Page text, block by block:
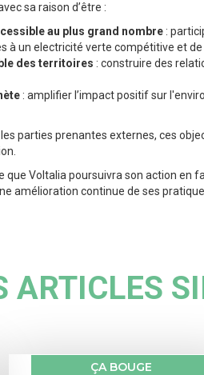
sa raison d’être :
au plus grand nombre :
à un electricité verte compétitive et de
des territoires : construire des
: amplifier l’impact positif sur
parties prenantes externes, ces
que Voltalia poursuivra son action en
amélioration continue de ses
ARTICLES
ÇA BOUGE